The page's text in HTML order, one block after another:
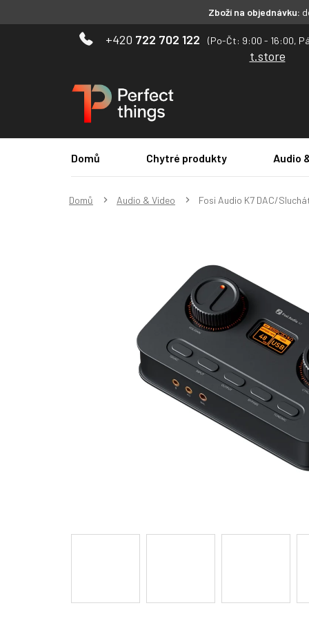
Zboží na objednávku:
722 702 122
t.store
Domů
Chytré produkty Audio
Domů Audio & Video Fosi Audio K7 DAC/